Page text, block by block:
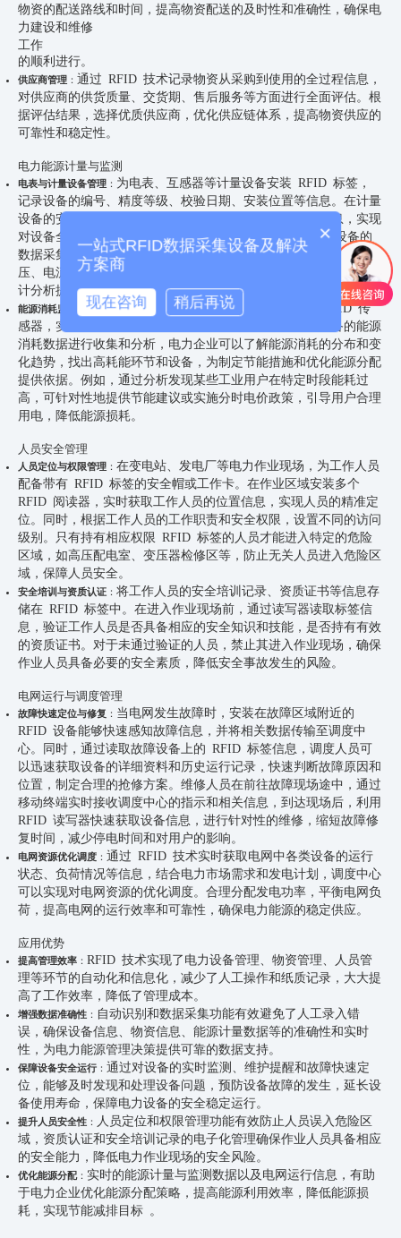
物资的配送路线和时间，提高物资配送的及时性和准确性，确保电
力建设和维修
工作
的顺利进行。
供应商管理 ：通过 RFID 技术记录物资从采购到使用的全过程信息，
对供应商的供货质量、交货期、售后服务等方面进行全面评估。根
据评估结果，选择优质供应商，优化供应链体系，提高物资供应的
可靠性和稳定性。
电力能源计量与监测
电表与计量设备管理 ： 为电表、互感器等计量设备安装 RFID 标签，
记录设备的编号、精度等级、校验日期、安装位置等信息。在计量
设备的安装、调试、校验和更换过程中，通过读取标签信息，实现
对设备全生命周期的管理。同时，利用 RFID 技术与计量设备的
数据采集系统相结合，实时获取电力能源的计量数据，如电量、电
压、电流等，并将数据传输至电力能源管理中心，为能源计费、统
计分析提供准确的数据支持。
能源消耗监测与分析：在电力用户端和重点耗能设备上部署 RFID 传
感器，实时监测能源消耗情况。通过对不同区域、不同设备的能源
消耗数据进行收集和分析，电力企业可以了解能源消耗的分布和变
化趋势，找出高耗能环节和设备，为制定节能措施和优化能源分配
提供依据。例如，通过分析发现某些工业用户在特定时段能耗过
高，可针对性地提供节能建议或实施分时电价政策，引导用户合理
用电，降低能源损耗。
人员安全管理
人员定位与权限管理 ：在变电站、发电厂等电力作业现场，为工作人员
配备带有 RFID 标签的安全帽或工作卡。在作业区域安装多个
RFID 阅读器，实时获取工作人员的位置信息，实现人员的精准定
位。同时，根据工作人员的工作职责和安全权限，设置不同的访问
级别。只有持有相应权限 RFID 标签的人员才能进入特定的危险
区域，如高压配电室、变压器检修区等，防止无关人员进入危险区
域，保障人员安全。
安全培训与资质认证 ：将工作人员的安全培训记录、资质证书等信息存
储在 RFID 标签中。在进入作业现场前，通过读写器读取标签信
息，验证工作人员是否具备相应的安全知识和技能，是否持有有效
的资质证书。对于未通过验证的人员，禁止其进入作业现场，确保
作业人员具备必要的安全素质，降低安全事故发生的风险。
电网运行与调度管理
故障快速定位与修复 ： 当电网发生故障时，安装在故障区域附近的
RFID 设备能够快速感知故障信息，并将相关数据传输至调度中
心。同时，通过读取故障设备上的 RFID 标签信息，调度人员可
以迅速获取设备的详细资料和历史运行记录，快速判断故障原因和
位置，制定合理的抢修方案。维修人员在前往故障现场途中，通过
移动终端实时接收调度中心的指示和相关信息，到达现场后，利用
RFID 读写器快速获取设备信息，进行针对性的维修，缩短故障修
复时间，减少停电时间和对用户的影响。
电网资源优化调度 ：通过 RFID 技术实时获取电网中各类设备的运行
状态、负荷情况等信息，结合电力市场需求和发电计划，调度中心
可以实现对电网资源的优化调度。合理分配发电功率，平衡电网负
荷，提高电网的运行效率和可靠性，确保电力能源的稳定供应。
应用优势
提高管理效率 ： RFID 技术实现了电力设备管理、物资管理、人员管
理等环节的自动化和信息化，减少了人工操作和纸质记录，大大提
高了工作效率，降低了管理成本。
增强数据准确性 ：
自动识别和数据采集功能有效避免了人工录入错
误，确保设备信息、物资信息、能源计量数据等的准确性和实时
性，为电力能源管理决策提供可靠的数据支持。
保障设备安全运行 ：通过对设备的实时监测、维护提醒和故障快速定
位，能够及时发现和处理设备问题，预防设备故障的发生，延长设
备使用寿命，保障电力设备的安全稳定运行。
提升人员安全性 ：
人员定位和权限管理功能有效防止人员误入危险区
域，资质认证和安全培训记录的电子化管理确保作业人员具备相应
的安全能力，降低电力作业现场的安全风险。
优化能源分配 ： 实时的能源计量与监测数据以及电网运行信息，有助
于电力企业优化能源分配策略，提高能源利用效率，降低能源损
耗，实现节能减排目标 。
×
一站式RFID数据采集设备及解决
方案商
现在咨询 稍后再说